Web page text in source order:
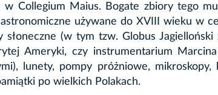
w Collegium Maius. Bogate zbiory tego
używane do XVIII wieku w
słoneczne (w tym tzw. Globus
Ameryki, czy instrumentarium
lunety, pompy próżniowe,
po wielkich Polakach.